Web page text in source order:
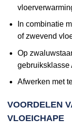
In combinatie
of zwevend
Op
gebruiksklasse
Afwerken met
VOORDELEN
VLOEICHAPE